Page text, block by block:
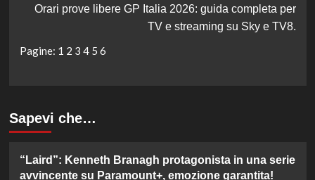
Orari prove libere GP Italia 2026: guida completa per
TV e streaming su Sky e TV8.
Pagine: 1 2 3 4 5 6
Sapevi che…
“Laird”: Kenneth Branagh protagonista in una serie
avvincente su Paramount+, emozione garantita!